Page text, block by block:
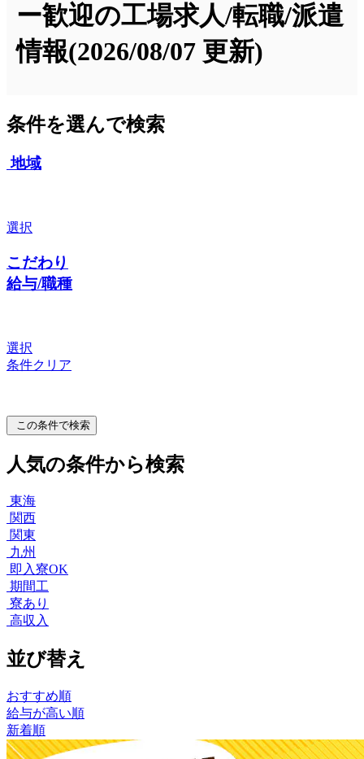
ー歓迎の工場求人/転職/派遣
情報(2026/08/07 更新)
条件を選んで検索
地域
選択
こだわり
給与/職種
選択
条件クリア
この条件で検索
人気の条件から検索
東海
関西
関東
九州
即入寮OK
期間工
寮あり
高収入
並び替え
おすすめ順
給与が高い順
新着順